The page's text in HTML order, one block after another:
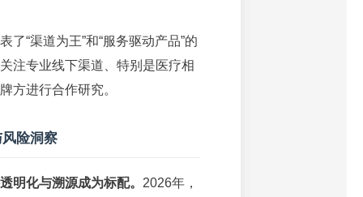
了“渠道为王”和“服务驱动产品”的
注专业线下渠道、特别是医疗相
方进行合作研究。
险洞察
明化与溯源成为标配。 2026年，